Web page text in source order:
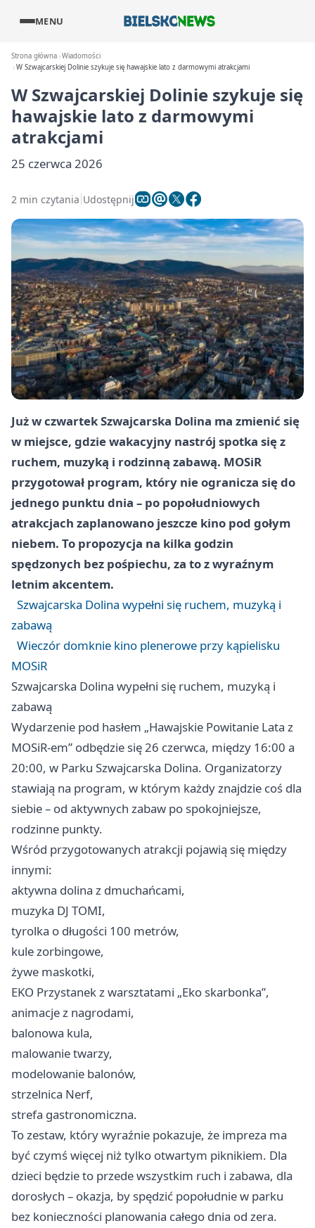
MENU
Strona główna Wiadomości
W Szwajcarskiej Dolinie szykuje się hawajskie lato z darmowymi atrakcjami
W Szwajcarskiej Dolinie szykuje się
hawajskie lato z darmowymi
atrakcjami
25 czerwca 2026
2 min czytania Udostępnij
Już w czwartek Szwajcarska Dolina ma zmienić się
w miejsce, gdzie wakacyjny nastrój spotka się z
ruchem, muzyką i rodzinną zabawą. MOSiR
przygotował program, który nie ogranicza się do
jednego punktu dnia – po popołudniowych
atrakcjach zaplanowano jeszcze kino pod gołym
niebem. To propozycja na kilka godzin
spędzonych bez pośpiechu, za to z wyraźnym
letnim akcentem.
Szwajcarska Dolina wypełni się ruchem, muzyką i
zabawą
Wieczór domknie kino plenerowe przy kąpielisku
MOSiR
Szwajcarska Dolina wypełni się ruchem, muzyką i
zabawą
Wydarzenie pod hasłem „Hawajskie Powitanie Lata z
MOSiR-em” odbędzie się 26 czerwca, między 16:00 a
20:00, w Parku Szwajcarska Dolina. Organizatorzy
stawiają na program, w którym każdy znajdzie coś dla
siebie – od aktywnych zabaw po spokojniejsze,
rodzinne punkty.
Wśród przygotowanych atrakcji pojawią się między
innymi:
aktywna dolina z dmuchańcami,
muzyka DJ TOMI,
tyrolka o długości 100 metrów,
kule zorbingowe,
żywe maskotki,
EKO Przystanek z warsztatami „Eko skarbonka”,
animacje z nagrodami,
balonowa kula,
malowanie twarzy,
modelowanie balonów,
strzelnica Nerf,
strefa gastronomiczna.
To zestaw, który wyraźnie pokazuje, że impreza ma
być czymś więcej niż tylko otwartym piknikiem. Dla
dzieci będzie to przede wszystkim ruch i zabawa, dla
dorosłych – okazja, by spędzić popołudnie w parku
bez konieczności planowania całego dnia od zera.